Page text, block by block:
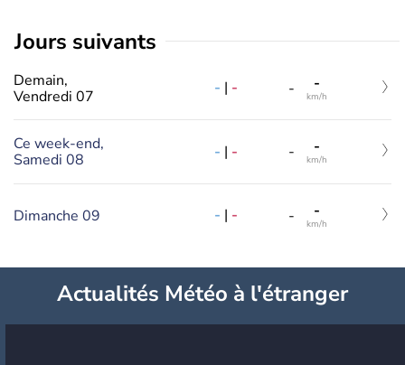
jours suivants
Demain,
Vendredi 07
- | - - -
km/h
Ce week-end,
Samedi 08
- | - - -
km/h
Dimanche 09 - | - - -
km/h
Actualités Météo à l'étranger